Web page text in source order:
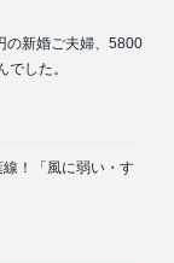
の新婚ご夫婦、5800
した。
！「風に弱い・す